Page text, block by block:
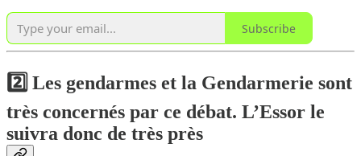
Subscribe
2️⃣ Les gendarmes et la Gendarmerie sont
très concernés par ce débat. L’Essor le
suivra donc de très près